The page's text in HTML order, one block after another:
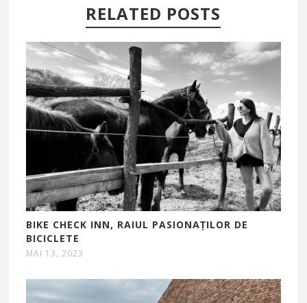
RELATED POSTS
BIKE CHECK INN, RAIUL PASIONAȚILOR DE
BICICLETE
MAI 13, 2023